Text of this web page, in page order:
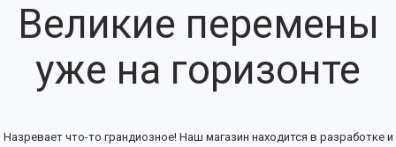
Великие перемены
уже на горизонте
Назревает что-то грандиозное! Наш магазин находится в разработке и